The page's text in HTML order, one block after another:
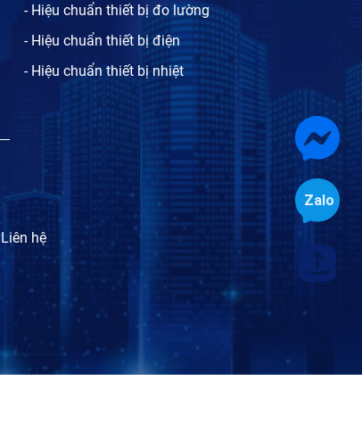
- Hiệu chuẩn thiết bị đo lường
- Hiệu chuẩn thiết bị điện
- Hiệu chuẩn thiết bị nhiệt
Liên hệ